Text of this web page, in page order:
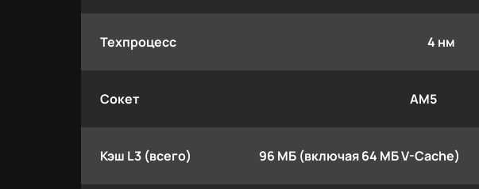
Техпроцесс 4 нм
Сокет AM5
Кэш L3 (всего) 96 МБ (включая 64 МБ V-Cache)